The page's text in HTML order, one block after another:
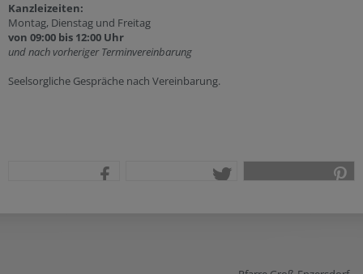
Kanzleizeiten:
Montag, Dienstag und Freitag
von 09:00 bis 12:00 Uhr
und nach vorheriger Terminvereinbarung
Seelsorgliche Gespräche nach Vereinbarung.